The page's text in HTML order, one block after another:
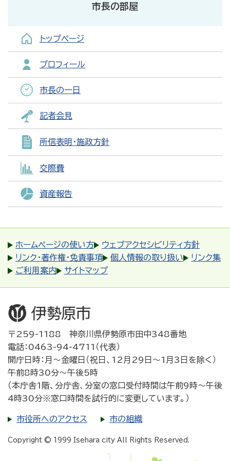
市長の部屋
トップページ
プロフィール
市長の一日
記者会見
所信表明・施政方針
交際費
資産報告
ホームページの使い方
ウェブアクセシビリティ方針
リンク・著作権・免責事項
個人情報の取り扱い
リンク集
ご利用案内
サイトマップ
〒259-1188 神奈川県伊勢原市田中348番地
電話：0463-94-4711（代表）
開庁日時：月～金曜日（祝日、12月29日～1月3日を除く）
午前8時30分～午後5時
（本庁舎1階、分庁舎、分室の窓口受付時間は午前9時～午後
4時30分※窓口時間を試行的に変更しています。）
市役所へのアクセス 市の組織
Copyright © 1999 Isehara city All Rights Reserved.